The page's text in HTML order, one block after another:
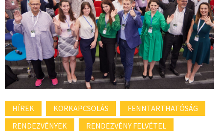
HÍREK KÖRKAPCSOLÁS
FENNTARTHATÓSÁG
RENDEZVÉNYEK
RENDEZVÉNY FELVÉTEL